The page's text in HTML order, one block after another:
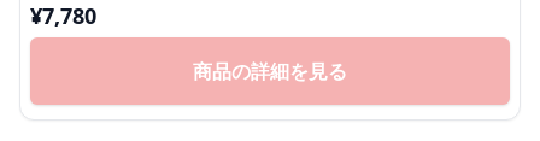
¥7,780
商品の詳細を見る